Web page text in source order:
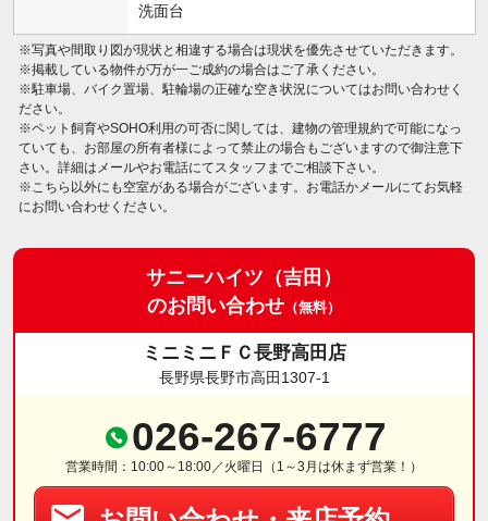
洗面台
※写真や間取り図が現状と相違する場合は現状を優先させていただきます。
※掲載している物件が万が一ご成約の場合はご了承ください。
※駐車場、バイク置場、駐輪場の正確な空き状況についてはお問い合わせく
ださい。
※ペット飼育やSOHO利用の可否に関しては、建物の管理規約で可能になっ
ていても、お部屋の所有者様によって禁止の場合もございますので御注意下
さい。詳細はメールやお電話にてスタッフまでご相談下さい。
※こちら以外にも空室がある場合がございます。お電話かメールにてお気軽
にお問い合わせください。
サニーハイツ（吉田）
のお問い合わせ （無料）
ミニミニＦＣ長野高田店
長野県長野市高田1307-1
026-267-6777
営業時間：10:00～18:00／火曜日（1～3月は休まず営業！）